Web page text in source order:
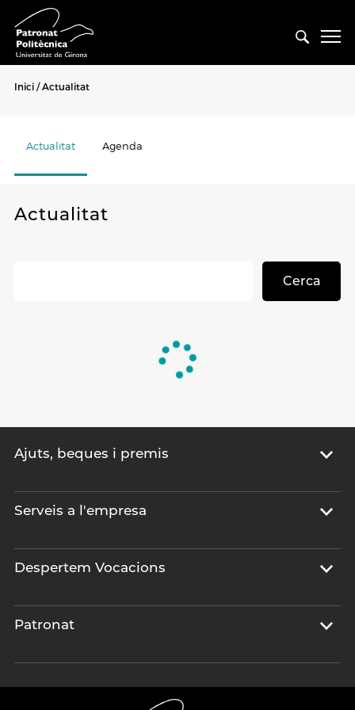
Inici Actualitat
Actualitat Agenda
Actualitat
Cerca
Ajuts, beques i premis
Serveis a l'empresa
Despertem Vocacions
Patronat